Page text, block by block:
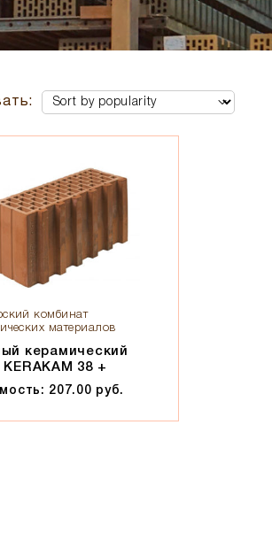
комбинат
материалов
керамический
KERAKAM 38 +
207.00 руб.